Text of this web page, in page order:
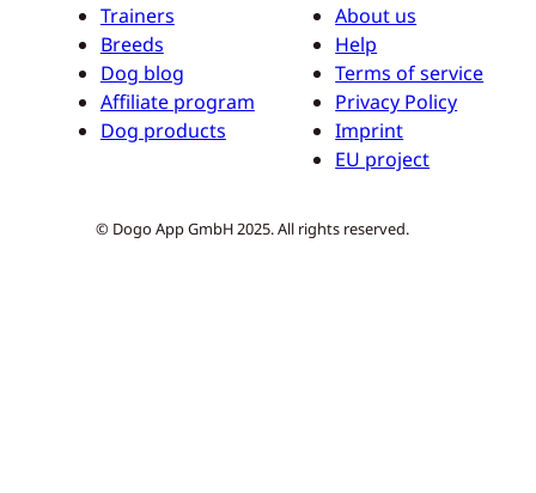
Trainers
Breeds
Dog blog
Affiliate program
Dog products
About us
Help
Terms of service
Privacy Policy
Imprint
EU project
© Dogo App GmbH 2025. All rights reserved.